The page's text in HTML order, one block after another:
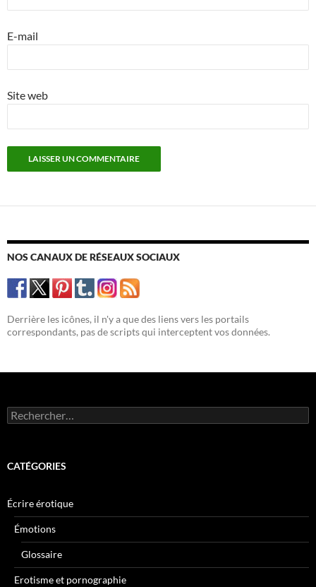
E-mail
Site web
NOS CANAUX DE RÉSEAUX SOCIAUX
Derrière les icônes, il n'y a que des liens vers les portails
correspondants, pas de scripts qui interceptent vos données.
Rechercher :
CATÉGORIES
Écrire érotique
Émotions
Glossaire
Erotisme et pornographie